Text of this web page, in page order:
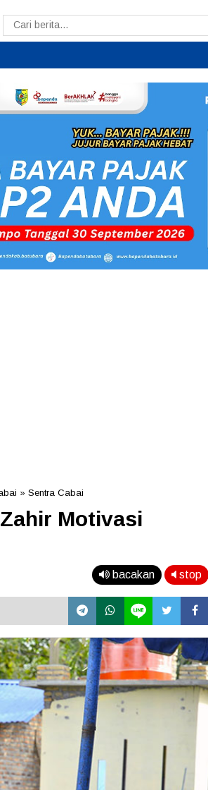
» Sentra Cabai
Motivasi
bacakan stop